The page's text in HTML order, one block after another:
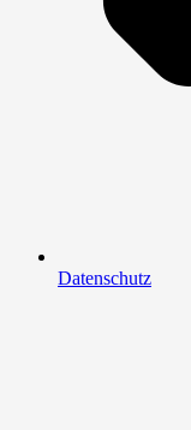
Datenschutz